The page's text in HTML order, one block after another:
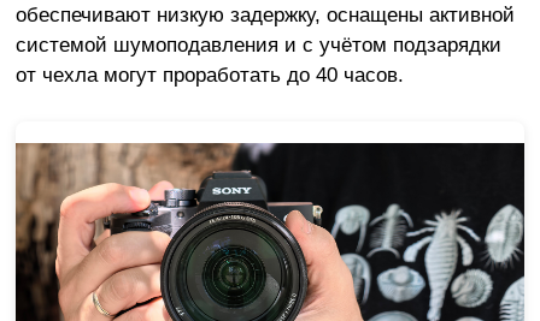
обеспечивают низкую задержку, оснащены активной
системой шумоподавления и с учётом подзарядки
от чехла могут проработать до 40 часов.